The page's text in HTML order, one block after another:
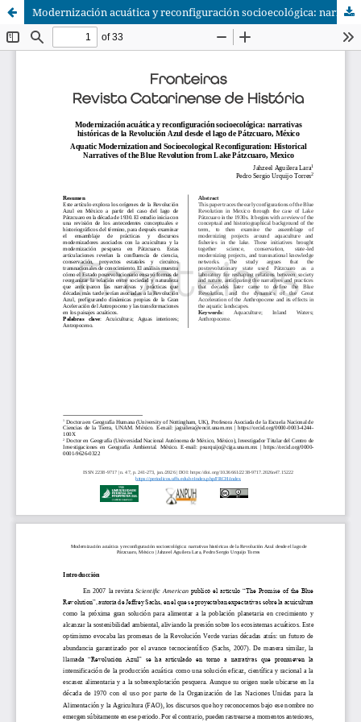
Modernización acuática y reconfiguración socioecológica: narrativas históricas de la Revolución Azul desde el lago de Pátzcuaro, México